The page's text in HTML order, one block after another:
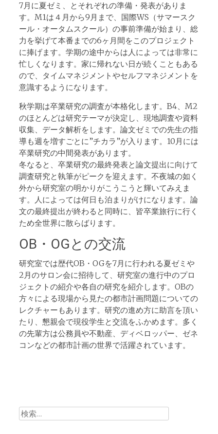
7月に夏ゼミ、とそれぞれの準備・発表がありま
す。M1は４月から9月まで、国際WS（サマースク
ール・オータムスクール）の事前準備が始まり、総
力を挙げて本番までの6ヶ月間をこのプロジェクト
に捧げます。学期の途中からは人によっては非常に
忙しくなります。家に帰れない日が続くこともある
ので、タイムマネジメントやセルフマネジメントを
意識するようになります。
秋学期は卒業研究の調査が本格化します。B4、M2
のほとんどは研究テーマが決定し、現地調査や資料
収集、データ解析をします。論文ゼミでの先生の指
導も週を増すごとに”チカラ”が入ります。10月には
卒業研究の中間発表があります。
冬なると、卒業研究の最終発表と論文提出に向けて
調査研究と執筆がピークを迎えます。不夜城の如く
外から研究室の明かりがこうこうと輝いてみえま
す。人によっては何日も泊まりがけになります。論
文の最終提出が終わると同時に、皆卒業旅行に行く
ため全世界に散らばります。
OB・OGとの交流
研究室では歴代OB・OGを7月に行われる夏ゼミや
2月のサロン会に招待して、研究室の進行中のプロ
ジェクトの紹介や各自の研究を紹介します。OBの
方々による現場から見たの都市計画問題についての
レクチャーもあります。研究の進め方に助言を頂い
たり、懇親会で現役学生と交流をふかめます。多く
の先輩方は公務員や不動産、ディベロッパー、ゼネ
コンなどの都市計画の世界で活躍されています。
検